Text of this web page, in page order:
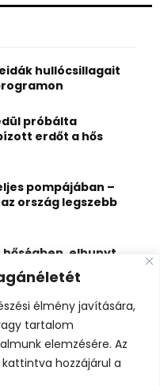
élmény javítására,
tartalom
elemzésére. Az
hozzájárul a
hullócsillagait
próbálta
erdőt a hős
pompájában –
ország legszebb
elhunyt
horvát
– videóval